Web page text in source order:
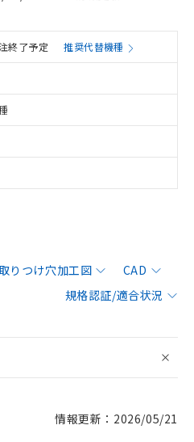
終了予定 推奨代替機種
りつけ穴加工図
CAD
規格認証/適合状況
情報更新：2026/05/21